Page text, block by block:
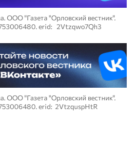
ООО "Газета "Орловский вестник".
erid: 2Vtzqwo7Qh3
ООО "Газета "Орловский вестник".
erid: 2VtzquspHtR